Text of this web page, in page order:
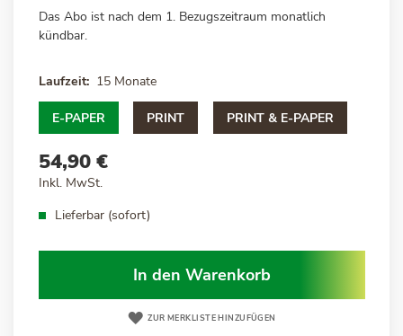
Das Abo ist nach dem 1. Bezugszeitraum monatlich
kündbar.
Laufzeit 15 Monate
E-PAPER PRINT PRINT & E-PAPER
54,90 €
Inkl. MwSt.
Lieferbar (sofort)
In den Warenkorb
ZUR MERKLISTE HINZUFÜGEN